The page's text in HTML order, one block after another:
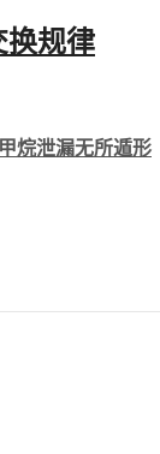
规律
烷泄漏无所遁形